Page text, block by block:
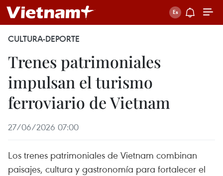
CULTURA-DEPORTE
Trenes patrimoniales
impulsan el turismo
ferroviario de Vietnam
27/06/2026 07:00
Los trenes patrimoniales de Vietnam combinan
paisajes, cultura y gastronomía para fortalecer el